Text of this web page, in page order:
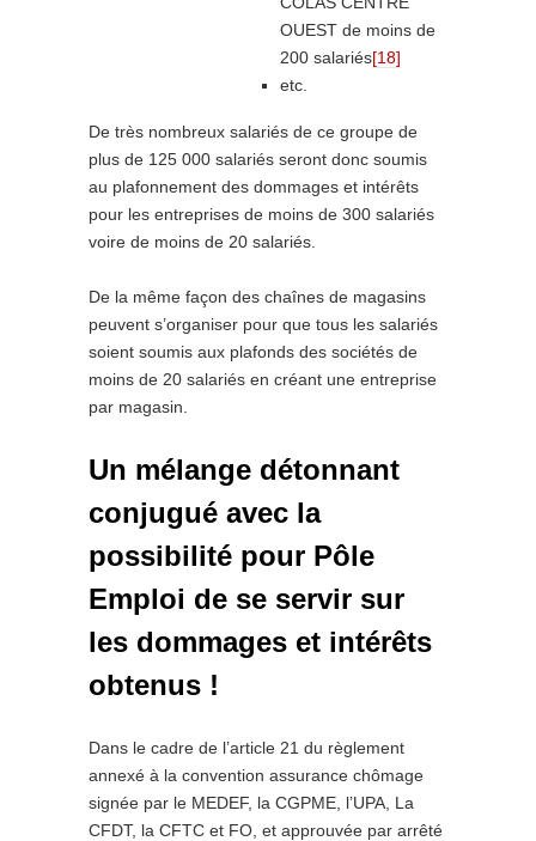
OUEST de moins de
200 salariés[18]
etc.
De très nombreux salariés de ce groupe de
plus de 125 000 salariés seront donc soumis
au plafonnement des dommages et intérêts
pour les entreprises de moins de 300 salariés
voire de moins de 20 salariés.
De la même façon des chaînes de magasins
peuvent s’organiser pour que tous les salariés
soient soumis aux plafonds des sociétés de
moins de 20 salariés en créant une entreprise
par magasin.
Un mélange détonnant
conjugué avec la
possibilité pour Pôle
Emploi de se servir sur
les dommages et intérêts
obtenus !
Dans le cadre de l’article 21 du règlement
annexé à la convention assurance chômage
signée par le MEDEF, la CGPME, l’UPA, La
CFDT, la CFTC et FO, et approuvée par arrêté